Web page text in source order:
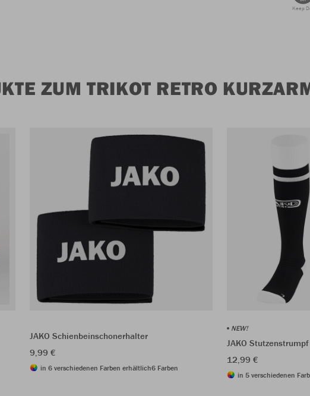
Keep
ZUM TRIKOT RETRO
JAKO Schienbeinschonerhalter
9,99 €
in 6 verschiedenen Farben erhältlich6 Farben
NEW!
JAKO
12,99 €
in 5 verschiedenen